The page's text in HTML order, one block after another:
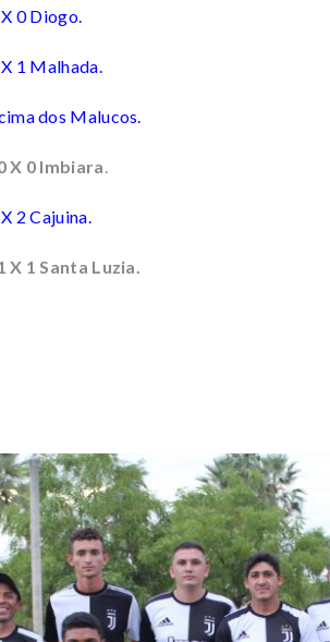
0 Diogo.
1 Malhada.
dos Malucos.
X 0 Imbiara.
2 Cajuina.
X 1 Santa Luzia.